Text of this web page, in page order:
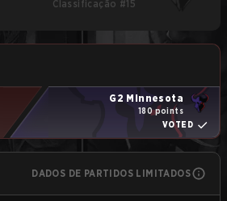
Classificação #15
G2 Minnesota
180 points
VOTED
DADOS DE PARTIDOS LIMITADOS